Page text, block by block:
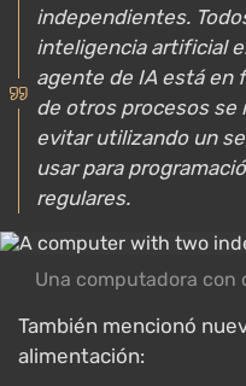
independientes.
inteligencia artificial
agente de IA está en
de otros procesos se
evitar utilizando un
usar para
regulares.
Una computadora con
También mencionó
alimentación: